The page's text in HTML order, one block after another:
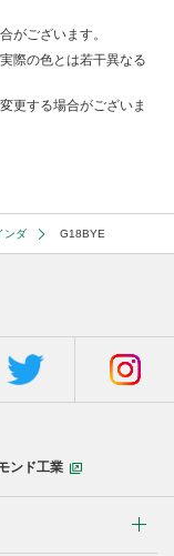
がございます。
際の色とは若干異なる
更する場合がございま
ンダ G18BYE
ンド工業